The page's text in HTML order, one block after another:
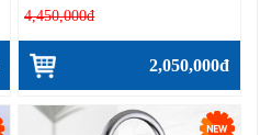
4,450,000đ
2,050,000đ